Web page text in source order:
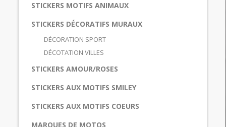
STICKERS MOTIFS ANIMAUX
STICKERS DÉCORATIFS MURAUX
DÉCORATION SPORT
DÉCOTATION VILLES
STICKERS AMOUR/ROSES
STICKERS AUX MOTIFS SMILEY
STICKERS AUX MOTIFS COEURS
MARQUES DE MOTOS